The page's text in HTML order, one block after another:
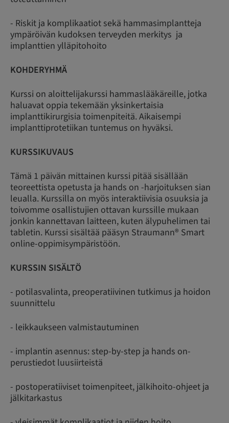
- Riskit ja komplikaatiot sekä hammasimplantteja
ympäröivän kudoksen terveyden merkitys ja
implanttien ylläpitohoito
KOHDERYHMÄ
Kurssi on aloittelijakurssi hammaslääkäreille, jotka
haluavat oppia tekemään yksinkertaisia
implanttikirurgisia toimenpiteitä. Aikaisempi
implanttiprotetiikan tuntemus on hyväksi.
KURSSIKUVAUS
Tämä 1 päivän mittainen kurssi pitää sisällään
teoreettista opetusta ja hands on -harjoituksen sian
leualla. Kurssilla on myös interaktiivisia osuuksia ja
toivomme osallistujien ottavan kurssille mukaan
jonkin kannettavan laitteen, kuten älypuhelimen tai
tabletin. Kurssi sisältää pääsyn Straumann® Smart
online-oppimisympäristöön.
KURSSIN SISÄLTÖ
- potilasvalinta, preoperatiivinen tutkimus ja hoidon
suunnittelu
- leikkaukseen valmistautuminen
- implantin asennus: step-by-step ja hands on-
perustiedot luusiirteistä
- postoperatiiviset toimenpiteet, jälkihoito-ohjeet ja
jälkitarkastus